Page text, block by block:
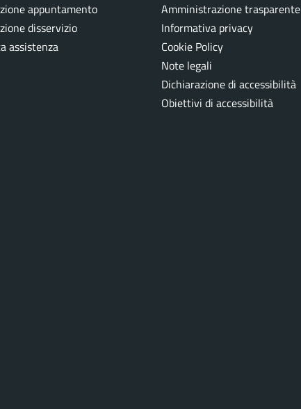
appuntamento
disservizio
assistenza
Amministrazione trasparente
Informativa privacy
Cookie Policy
Note legali
Dichiarazione di accessibilità
Obiettivi di accessibilità